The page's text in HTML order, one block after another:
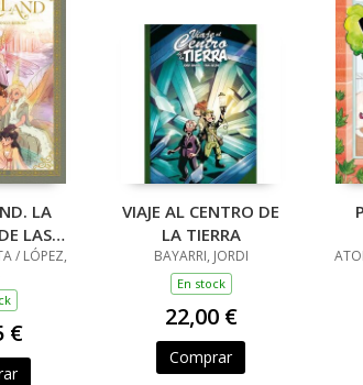
LA
LAS
/ LÓPEZ,
€
VIAJE AL CENTRO DE
LA TIERRA
BAYARRI, JORDI
En stock
22,00 €
Comprar